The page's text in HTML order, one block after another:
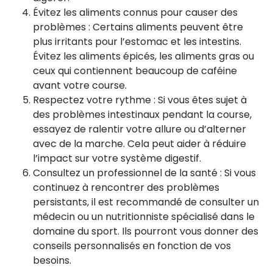
Évitez les aliments connus pour causer des
problèmes : Certains aliments peuvent être
plus irritants pour l’estomac et les intestins.
Évitez les aliments épicés, les aliments gras ou
ceux qui contiennent beaucoup de caféine
avant votre course.
Respectez votre rythme : Si vous êtes sujet à
des problèmes intestinaux pendant la course,
essayez de ralentir votre allure ou d’alterner
avec de la marche. Cela peut aider à réduire
l’impact sur votre système digestif.
Consultez un professionnel de la santé : Si vous
continuez à rencontrer des problèmes
persistants, il est recommandé de consulter un
médecin ou un nutritionniste spécialisé dans le
domaine du sport. Ils pourront vous donner des
conseils personnalisés en fonction de vos
besoins.